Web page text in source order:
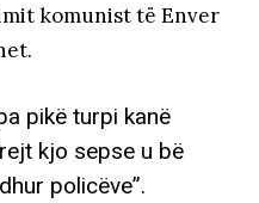
komunist të Enver
pikë turpi kanë
kjo sepse u bë
policëve”.